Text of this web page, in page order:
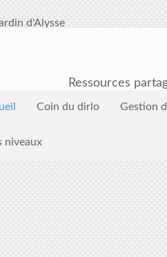
Ressources
Coin du dirlo Gestion
niveaux